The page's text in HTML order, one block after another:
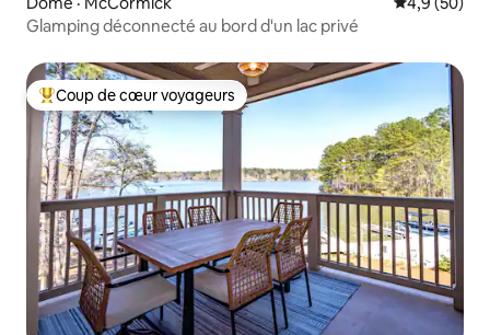
Glamping déconnecté au bord d'un lac privé
Coup de cœur voyageurs parmi les plus aimés
Coup de cœur voyageurs